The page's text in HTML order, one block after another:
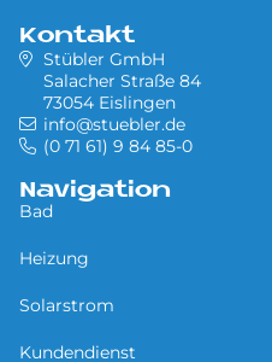
Kontakt
Stübler GmbH
Salacher Straße 84
73054 Eislingen
info@stuebler.de
(0 71 61) 9 84 85-0
Navigation
Bad
Heizung
Solarstrom
Kundendienst